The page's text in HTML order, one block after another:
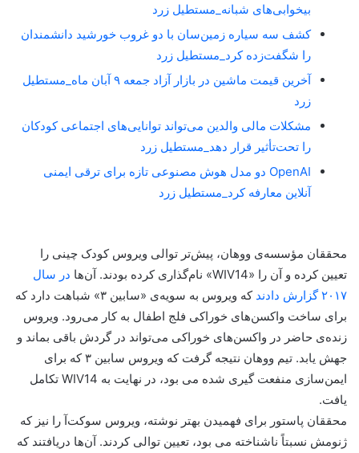
بیخوابی‌های شبانه_مستطیل زرد
کشف سه سیاره زمین‌سان با دو غروب خورشید دانشمندان
را شگفت‌زده کرد_مستطیل زرد
آخرین قیمت ماشین در بازار آزاد جمعه ۹ آبان ماه_مستطیل
زرد
مشکلات مالی والدین می‌تواند توانایی‌های اجتماعی کودکان
را تحت‌تأثیر قرار دهد_مستطیل زرد
OpenAI دو مدل هوش مصنوعی تازه برای ترقی ایمنی
آنلاین معارفه کرد_مستطیل زرد
محققان مؤسسه‌ی ووهان، پیش‌تر توالی ویروس کودک چینی را
تعیین کرده و آن را «WIV14» نام‌گذاری کرده بودند. آن‌ها
در سال
۲۰۱۷ گزارش دادند
که ویروس به سویه‌ی «سابین ۳» شباهت دارد که
برای ساخت واکسن‌های خوراکی فلج اطفال به کار می‌رود. ویروس
زنده‌ی حاضر در واکسن‌های خوراکی می‌تواند در گردش باقی بماند و
جهش یابد. تیم ووهان نتیجه گرفت که ویروس سابین ۳ که برای
ایمن‌سازی منفعت گیری شده می بود، در نهایت به WIV14 تکامل
یافت.
محققان پاستور برای فهمیدن بهتر نوشته، ویروس سوکت‌آ را نیز که
ژنومش نسبتاً ناشناخته می بود، تعیین توالی کردند. آن‌ها دریافتند که